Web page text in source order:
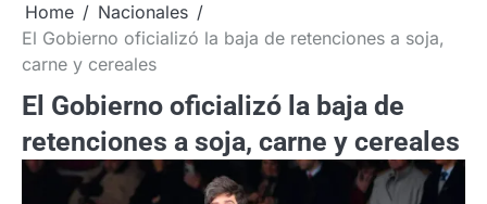
Home
Nacionales
El Gobierno oficializó la baja de retenciones a soja,
carne y cereales
El Gobierno oficializó la baja de
retenciones a soja, carne y cereales